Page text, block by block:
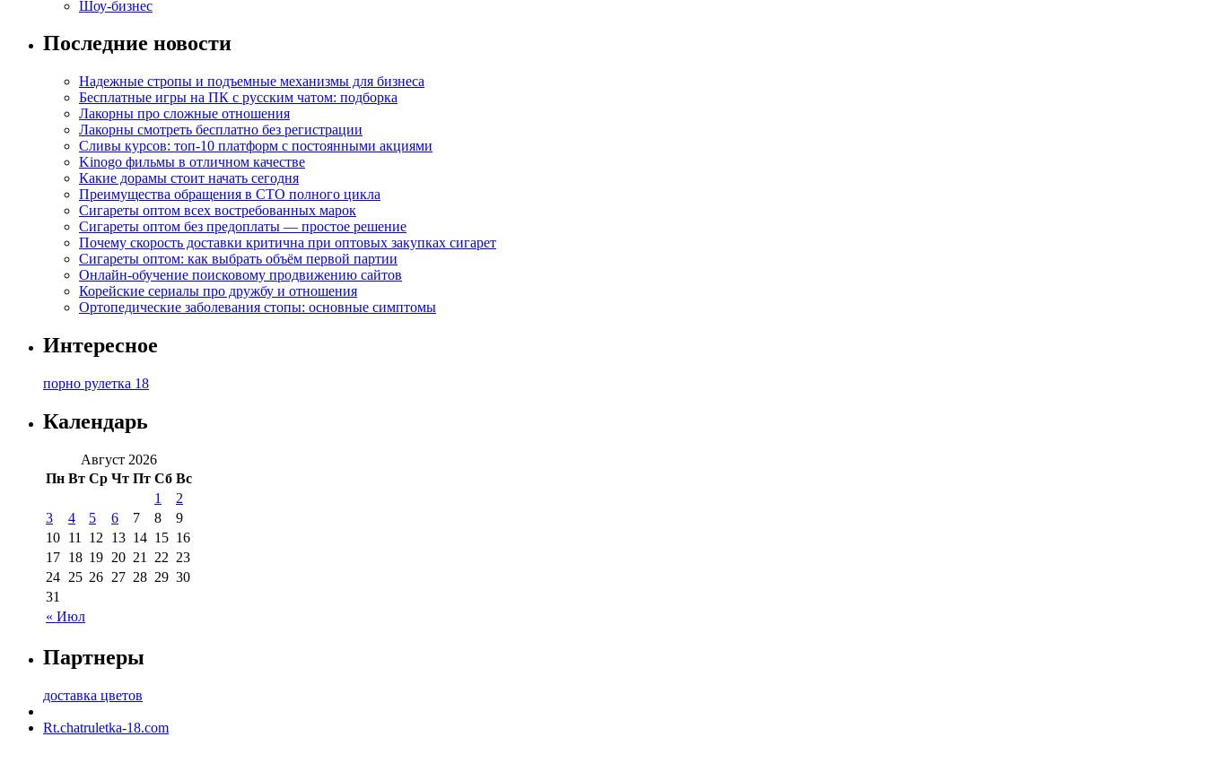
Шоу-бизнес
Последние новости
Надежные стропы и подъемные механизмы для бизнеса
Бесплатные игры на ПК с русским чатом: подборка
Лакорны про сложные отношения
Лакорны смотреть бесплатно без регистрации
Сливы курсов: топ-10 платформ с постоянными акциями
Kinogo фильмы в отличном качестве
Какие дорамы стоит начать сегодня
Преимущества обращения в СТО полного цикла
Сигареты оптом всех востребованных марок
Сигареты оптом без предоплаты — простое решение
Почему скорость доставки критична при оптовых закупках сигарет
Сигареты оптом: как выбрать объём первой партии
Онлайн-обучение поисковому продвижению сайтов
Корейские сериалы про дружбу и отношения
Ортопедические заболевания стопы: основные симптомы
Интересное
порно рулетка 18
Календарь
Август 2026
Пн Вт Ср Чт Пт Сб Вс
« Июл
1
2
3
4 5 6 7 8
9
10 11 12 13 14 15 16
17 18 19 20 21 22 23
24 25 26 27 28 29 30
31
Партнеры
доставка цветов
Rt.chatruletka-18.com